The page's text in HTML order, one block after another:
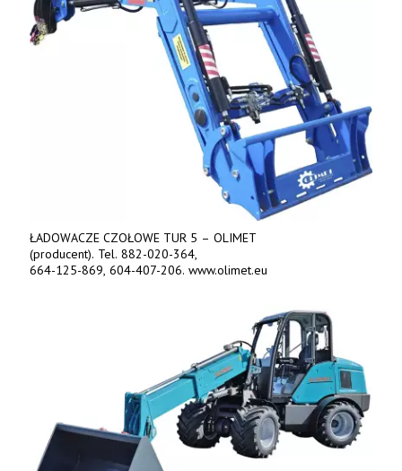
ŁADOWACZE CZOŁOWE TUR 5 – OLIMET
(producent). Tel. 882-020-364,
664-125-869, 604-407-206. www.olimet.eu